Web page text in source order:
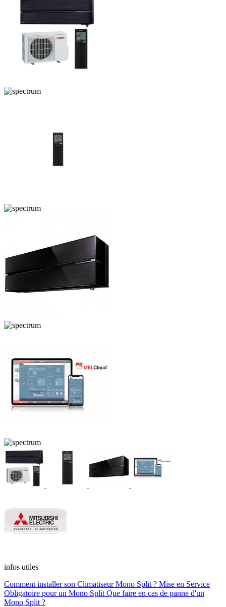
infos utiles
Comment installer son Climatiseur Mono Split ? Mise en Service
Obligatoire pour un Mono Split Que faire en cas de panne d'un
Mono Split ?